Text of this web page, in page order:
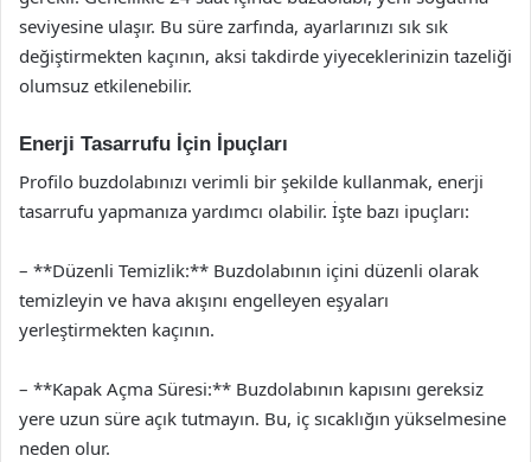
seviyesine ulaşır. Bu süre zarfında, ayarlarınızı sık sık
değiştirmekten kaçının, aksi takdirde yiyeceklerinizin tazeliği
olumsuz etkilenebilir.
Enerji Tasarrufu İçin İpuçları
Profilo buzdolabınızı verimli bir şekilde kullanmak, enerji
tasarrufu yapmanıza yardımcı olabilir. İşte bazı ipuçları:
– **Düzenli Temizlik:** Buzdolabının içini düzenli olarak
temizleyin ve hava akışını engelleyen eşyaları
yerleştirmekten kaçının.
– **Kapak Açma Süresi:** Buzdolabının kapısını gereksiz
yere uzun süre açık tutmayın. Bu, iç sıcaklığın yükselmesine
neden olur.